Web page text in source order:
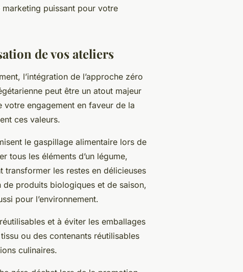
puissant pour votre
de vos ateliers
l’intégration de l’approche zéro
peut être un atout majeur
engagement en faveur de la
ces valeurs.
le gaspillage alimentaire lors de
tous les éléments d’un légume,
transformer les restes en délicieuses
de produits biologiques et de saison,
pour l’environnement.
et à éviter les emballages
ou des contenants réutilisables
culinaires.